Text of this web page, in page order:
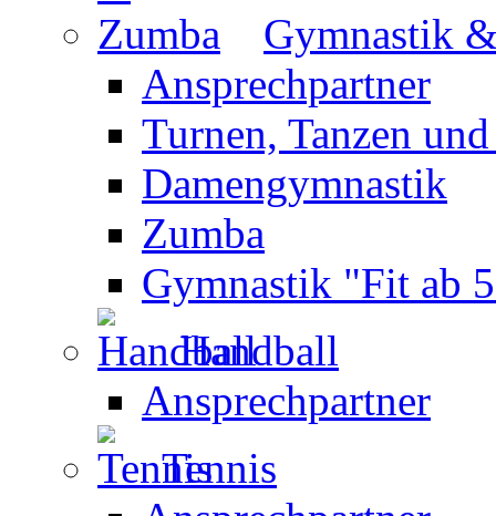
Gymnastik
Ansprechpartner
Turnen, Tanzen
Damengymnastik
Zumba
Gymnastik "Fit ab
Handball
Ansprechpartner
Tennis